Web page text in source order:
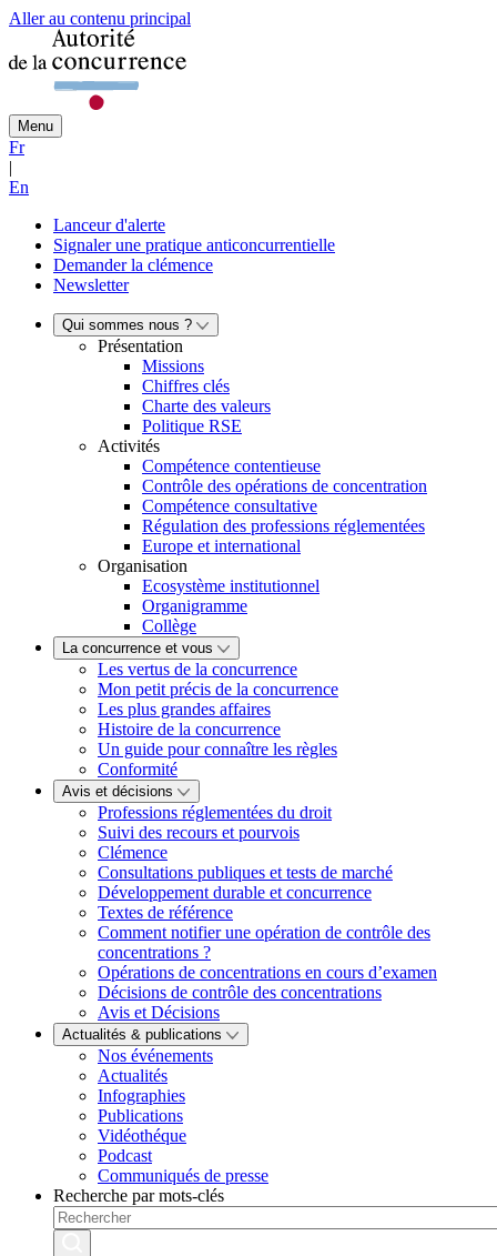
Aller au contenu principal
Menu
Fr
|
En
Lanceur d'alerte
Signaler une pratique anticoncurrentielle
Demander la clémence
Newsletter
Qui sommes nous ?
Présentation
Missions
Chiffres clés
Charte des valeurs
Politique RSE
Activités
Compétence contentieuse
Contrôle des opérations de concentration
Compétence consultative
Régulation des professions réglementées
Europe et international
Organisation
Ecosystème institutionnel
Organigramme
Collège
La concurrence et vous
Les vertus de la concurrence
Mon petit précis de la concurrence
Les plus grandes affaires
Histoire de la concurrence
Un guide pour connaître les règles
Conformité
Avis et décisions
Professions réglementées du droit
Suivi des recours et pourvois
Clémence
Consultations publiques et tests de marché
Développement durable et concurrence
Textes de référence
Comment notifier une opération de contrôle des
concentrations ?
Opérations de concentrations en cours d’examen
Décisions de contrôle des concentrations
Avis et Décisions
Actualités & publications
Nos événements
Actualités
Infographies
Publications
Vidéothéque
Podcast
Communiqués de presse
Recherche par mots-clés